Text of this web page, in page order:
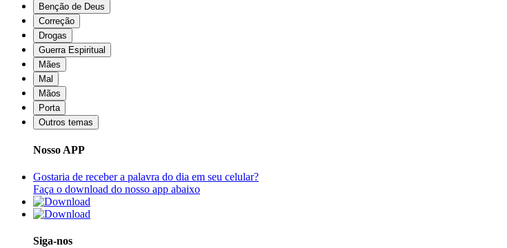
Benção de Deus
Correção
Drogas
Guerra Espiritual
Mães
Mal
Mãos
Porta
Outros temas
Nosso APP
Gostaria de receber a palavra do dia em seu celular?
Faça o download do nosso app abaixo
Siga-nos